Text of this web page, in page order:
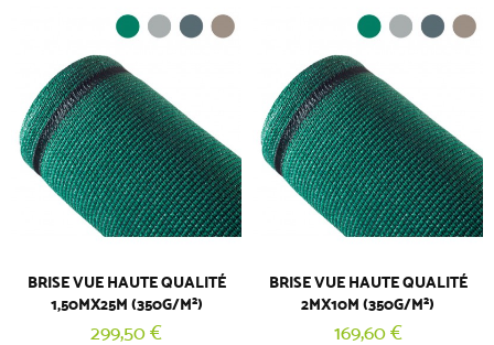
BRISE VUE HAUTE QUALITÉ
1,50MX25M (350G/M²)
299,50 €
BRISE VUE HAUTE QUALITÉ
2MX10M (350G/M²)
169,60 €